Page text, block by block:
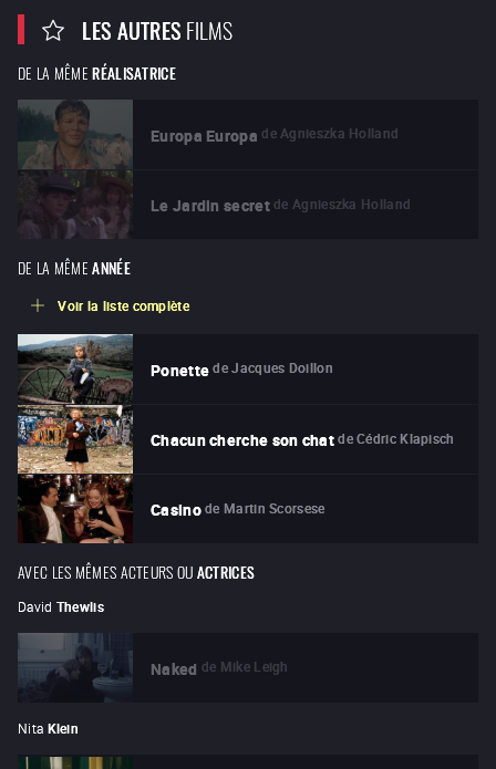
LES AUTRESFILMS
DE LA MÊME RÉALISATRICE
Europa Europa de Agnieszka Holland
Le Jardin secret de Agnieszka Holland
DE LA MÊME ANNÉE
Voir la liste complète
Ponette de Jacques Doillon
Chacun cherche son chat de Cédric Klapisch
Casino de Martin Scorsese
AVEC LES MÊMES ACTEURS OUACTRICES
David Thewlis
Naked de Mike Leigh
Nita Klein